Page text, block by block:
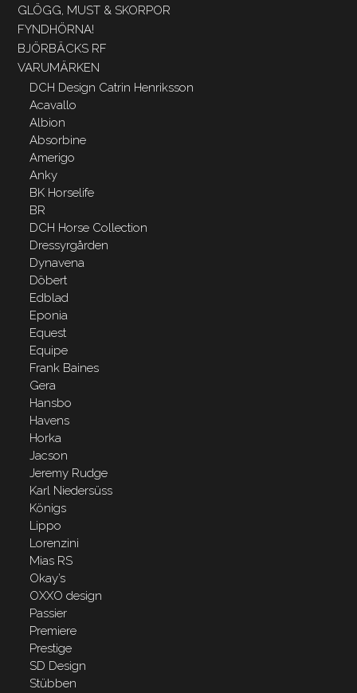
GLÖGG, MUST & SKORPOR
FYNDHÖRNA!
BJÖRBÄCKS RF
VARUMÄRKEN
DCH Design Catrin Henriksson
Acavallo
Albion
Absorbine
Amerigo
Anky
BK Horselife
BR
DCH Horse Collection
Dressyrgården
Dynavena
Döbert
Edblad
Eponia
Equest
Equipe
Frank Baines
Gera
Hansbo
Havens
Horka
Jacson
Jeremy Rudge
Karl Niedersüss
Königs
Lippo
Lorenzini
Mias RS
Okay’s
OXXO design
Passier
Premiere
Prestige
SD Design
Stübben